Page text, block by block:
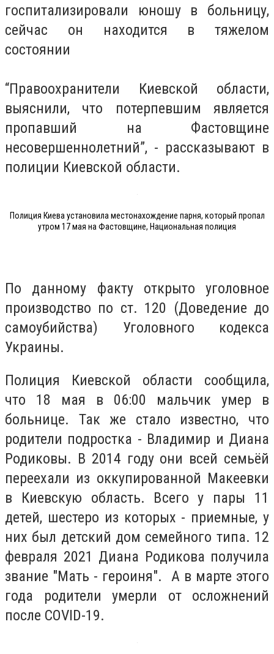
госпитализировали юношу в больницу,
сейчас он находится в тяжелом
состоянии
“Правоохранители Киевской области,
выяснили, что потерпевшим является
пропавший на Фастовщине
несовершеннолетний”, - рассказывают в
полиции Киевской области.
Полиция Киева установила местонахождение парня, который пропал
утром 17 мая на Фастовщине, Национальная полиция
По данному факту открыто уголовное
производство по ст. 120 (Доведение до
самоубийства) Уголовного кодекса
Украины.
Полиция Киевской области сообщила,
что 18 мая в 06:00 мальчик умер в
больнице. Так же стало известно, что
родители подростка - Владимир и Диана
Родиковы. В 2014 году они всей семьёй
переехали из оккупированной Макеевки
в Киевскую область. Всего у пары 11
детей, шестеро из которых - приемные, у
них был детский дом семейного типа. 12
февраля 2021 Диана Родикова получила
звание "Мать - героиня". А в марте этого
года родители умерли от осложнений
после COVID-19.